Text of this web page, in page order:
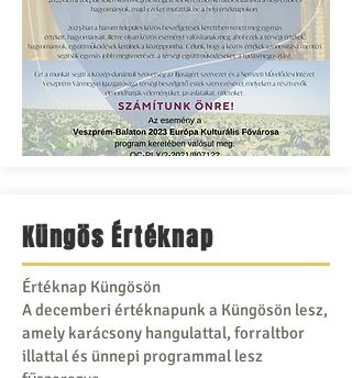
Küngös Értéknap
Értéknap Küngösön
A decemberi értéknapunk a Küngösön lesz,
amely karácsony hangulattal, forraltbor
illattal és ünnepi programmal lesz